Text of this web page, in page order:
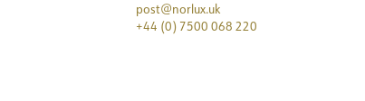
post@norlux.uk
+44 (0) 7500 068 220